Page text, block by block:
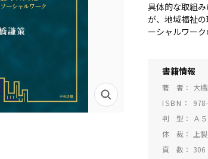
具体的な取組
が、地域福祉
ーシャルワーク
書籍情報
著 者
大
ISBN
判 型
Ａ５
体 裁
上製
頁 数
306